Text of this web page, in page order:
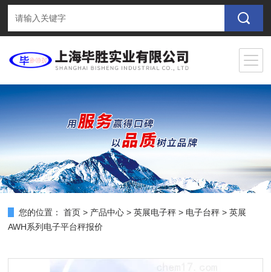
您的位置： 首页 > 产品中心 >英展电子秤 > 电子台秤 > 英展
AWH系列电子平台秤报价